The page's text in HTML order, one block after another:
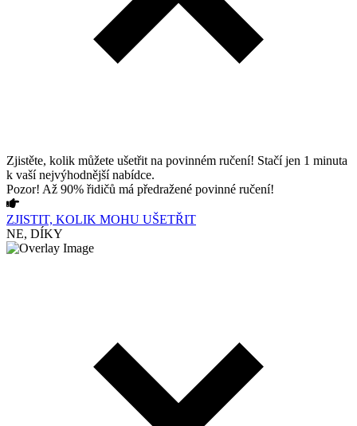
Zjistěte, kolik můžete ušetřit na povinném ručení! Stačí jen 1 minuta
k vaší nejvýhodnější nabídce.
Pozor! Až 90% řidičů má předražené povinné ručení!
ZJISTIT, KOLIK MOHU UŠETŘIT
NE, DÍKY